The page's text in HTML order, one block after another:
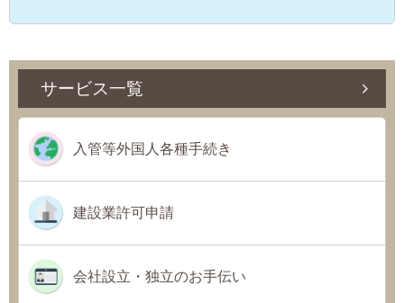
サービス一覧
入管等外国人各種手続き
建設業許可申請
会社設立・独立のお手伝い